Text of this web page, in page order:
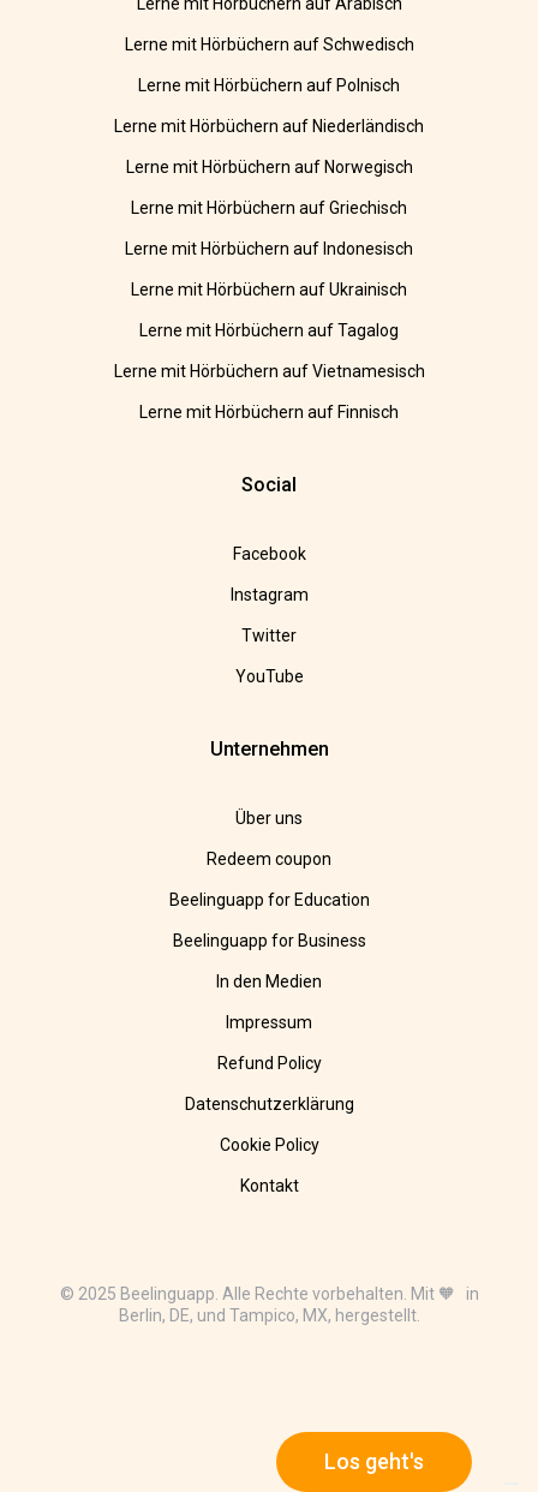
Los geht's
Lerne mit Hörbüchern auf Arabisch
Lerne mit Hörbüchern auf Schwedisch
Lerne mit Hörbüchern auf Polnisch
Lerne mit Hörbüchern auf Niederländisch
Lerne mit Hörbüchern auf Norwegisch
Lerne mit Hörbüchern auf Griechisch
Lerne mit Hörbüchern auf Indonesisch
Lerne mit Hörbüchern auf Ukrainisch
Lerne mit Hörbüchern auf Tagalog
Lerne mit Hörbüchern auf Vietnamesisch
Lerne mit Hörbüchern auf Finnisch
Social
Facebook
Instagram
Twitter
YouTube
Unternehmen
Über uns
Redeem coupon
Beelinguapp for Education
Beelinguapp for Business
In den Medien
Impressum
Refund Policy
Datenschutzerklärung
Cookie Policy
Kontakt
© 2025 Beelinguapp. Alle Rechte vorbehalten. Mit 🧡 in
Berlin, DE, und Tampico, MX, hergestellt.